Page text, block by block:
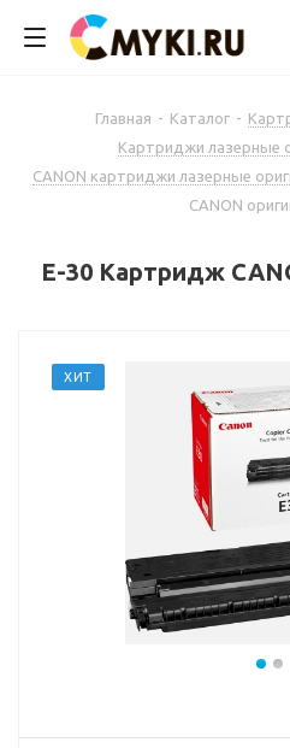
Главная - Каталог -
Картриджи лазерные
CANON картриджи лазерные
CANON
E-30 Картридж
ХИТ